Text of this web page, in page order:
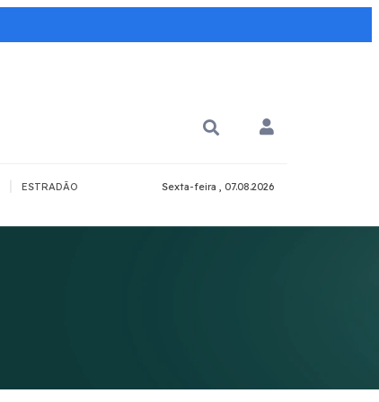
ESTRADÃO Sexta-feira , 07.08.2026